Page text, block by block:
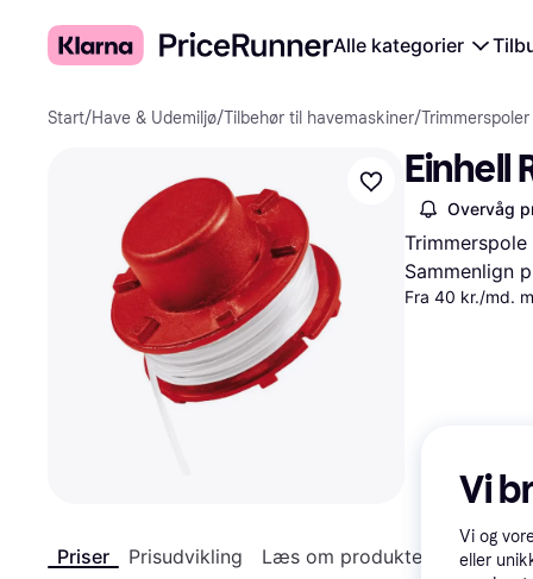
Alle kategorier
Start/Have & Udemiljø/Tilbehør til havemaskiner/Trimmerspoler
Einhell
Overvåg
Trimmerspole
Sammenlign
Fra 40 kr./md.
Priser Prisudvikling Læs om produktet
Vi
Vi og
eller